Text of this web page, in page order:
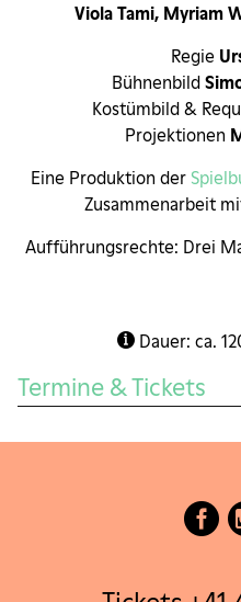
Viola Tami, Myriam
Regie
Bühnenbild
Kostümbild &
Projektionen
Eine Produktion der
Zusammenarbeit
Aufführungsrechte: Drei
Dauer: ca.
Termine & Tickets
Mai 2027
Und
Preview